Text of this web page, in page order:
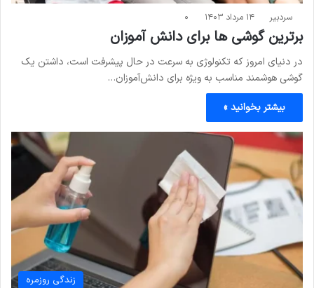
سردبیر ۱۴ مرداد ۱۴۰۳ ۰
برترین گوشی ها برای دانش آموزان
در دنیای امروز که تکنولوژی به سرعت در حال پیشرفت است، داشتن یک
گوشی هوشمند مناسب به ویژه برای دانش‌آموزان…
بیشتر بخوانید »
زندگی روزمره